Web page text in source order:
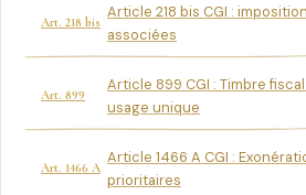
Art. 218 bis
Article 218 bis CGI :
associées
Art. 899
Article 899 CGI : Timbre
usage unique
Art. 1466 A
Article 1466 A CGI :
prioritaires